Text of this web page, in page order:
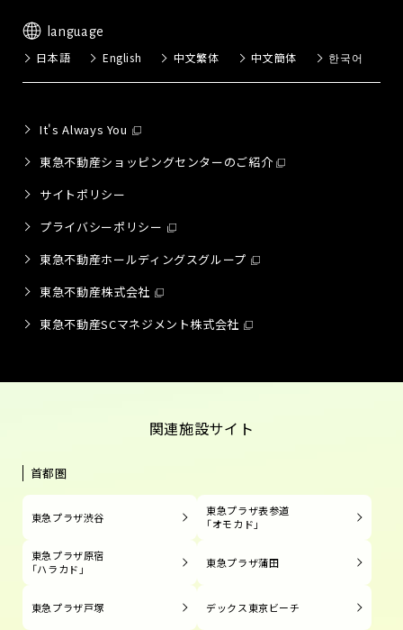
language
日本語 English 中文繁体 中文簡体 한국어
It's Always You
東急不動産ショッピングセンターのご紹介
サイトポリシー
プライバシーポリシー
東急不動産ホールディングスグループ
東急不動産株式会社
東急不動産SCマネジメント株式会社
関連施設サイト
首都圏
東急プラザ渋谷
東急プラザ表参道
「オモカド」
東急プラザ原宿
「ハラカド」
東急プラザ蒲田
東急プラザ戸塚 デックス東京ビーチ